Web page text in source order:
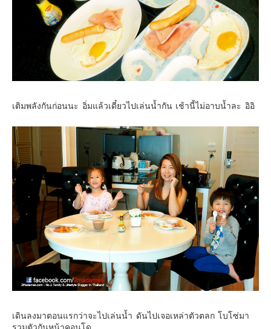
เติมพลังกันก่อนนะ อิ่มแล้วเดี๋ยวไปเล่นน้ำกัน เช้านี้ไม่อาบน้ำละ อิอิ
เดินลงมาตอนแรกว่าจะไปเล่นน้ำ ดันไปเจอเหล่าตัวตลก โบโซ่มา
รวมตัวกันหน้าคอนโด